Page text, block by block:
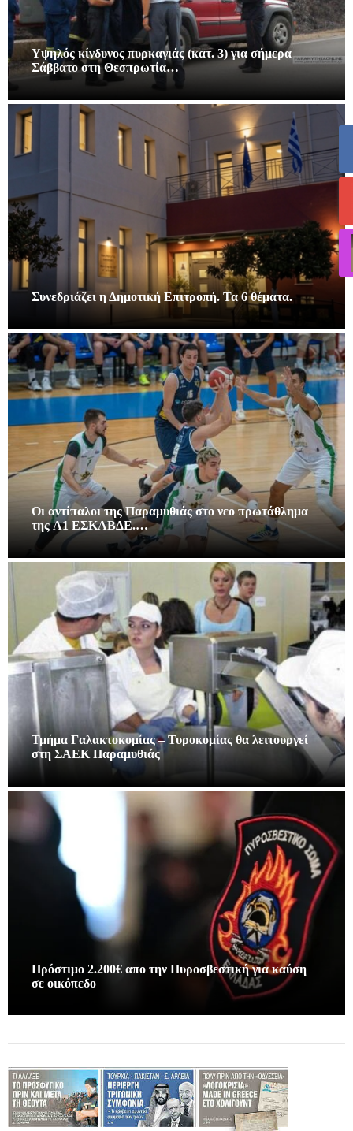
Υψηλός κίνδυνος πυρκαγιάς (κατ. 3) για σήμερα
Σάββατο στη Θεσπρωτία…
Συνεδριάζει η Δημοτική Επιτροπή. Τα 6 θέματα.
Οι αντίπαλοι της Παραμυθιάς στο νεο πρωτάθλημα
της A1 ΕΣΚΑΒΔΕ.…
Τμήμα Γαλακτοκομίας – Τυροκομίας θα λειτουργεί
στη ΣΑΕΚ Παραμυθιάς
Πρόστιμο 2.200€ απο την Πυροσβεστική για καύση
σε οικόπεδο